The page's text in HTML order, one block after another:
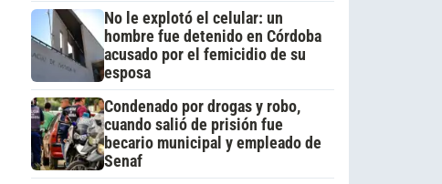
No le explotó el celular: un
hombre fue detenido en Córdoba
acusado por el femicidio de su
esposa
Condenado por drogas y robo,
cuando salió de prisión fue
becario municipal y empleado de
Senaf